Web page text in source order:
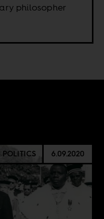
philosopher
POLITICS 6.09.2020